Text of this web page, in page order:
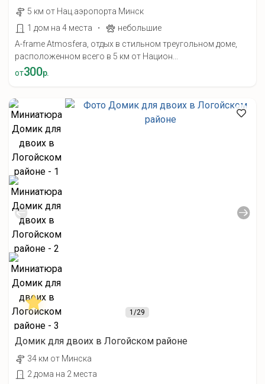
5 км от Нац.аэропорта Минск
1 дом на 4 места
·
небольшие
A-frame Atmosfera, отдых в стильном треугольном доме,
расположенном всего в 5 км от Национ...
от300р.
1/29
Домик для двоих в Логойском районе
34 км от Минска
2 дома на 2 места